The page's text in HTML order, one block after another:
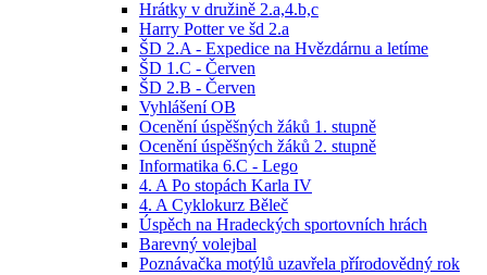
Hrátky v družině 2.a,4.b,c
Harry Potter ve šd 2.a
ŠD 2.A - Expedice na Hvězdárnu a letíme
ŠD 1.C - Červen
ŠD 2.B - Červen
Vyhlášení OB
Ocenění úspěšných žáků 1. stupně
Ocenění úspěšných žáků 2. stupně
Informatika 6.C - Lego
4. A Po stopách Karla IV
4. A Cyklokurz Běleč
Úspěch na Hradeckých sportovních hrách
Barevný volejbal
Poznávačka motýlů uzavřela přírodovědný rok